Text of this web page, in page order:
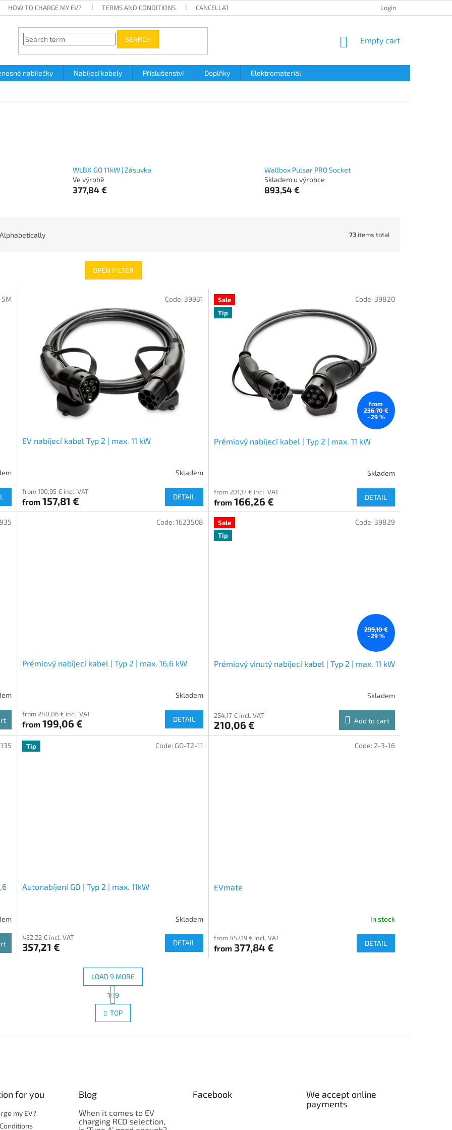
HOW TO CHARGE MY EV? TERMS AND CONDITIONS CANCELLATION POLICY PAYMENT METHOD
Login
SEARCH
SHOPPING
Empty cart
nabíječky Nabíjecí kabely Příslušenství Doplňky Elektromateriál
WLBX GO 11kW | Zásuvka
Ve výrobě
377,84 €
Wallbox Pulsar PRO Socket
Skladem u výrobce
893,54 €
Alphabetically 73 items total
OPEN FILTER
5M
EV nabíjecí kabel Typ 2 | max. 11 kW
Skladem
from 190,95 € incl. VAT
from 157,81 € DETAIL
Code:39931
Sale
Tip
from
236,70 €
–29 %
Prémiový nabíjecí kabel | Typ 2 | max. 11 kW
Skladem
from 201,17 € incl. VAT
from166,26 € DETAIL
Code:39820
Prémiový nabíjecí kabel | Typ 2 | max. 16,6 kW
Skladem
from 240,86 € incl. VAT
from 199,06 € DETAIL
Code:1623508
Sale
Tip
299,10 €
–29 %
Prémiový vinutý nabíjecí kabel | Typ 2 | max. 11 kW
Skladem
254,17 € incl. VAT
210,06 € Add to cart
Code: 39829
Tip
Autonabíjení GO | Typ 2 | max. 11kW
Skladem
432,22 € incl. VAT
357,21 € DETAIL
Code: GO-T2-11
EVmate
In stock
from 457,19 € incl. VAT
from377,84 € DETAIL
Code: 2-3-16
L
i
s
i
o
l
LOAD 9 MORE
P
a
g
i
n
1 9
TOP
for you
my EV?
Blog
When it comes to EV
charging RCD selection,
Facebook
We accept online
payments